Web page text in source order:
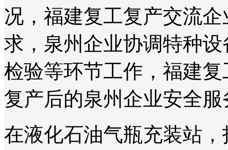
况，福建复工复产交流
求，泉州企业协调特种
检验等环节工作，福建复
复产后的泉州企业安全
在液化石油气瓶充装站